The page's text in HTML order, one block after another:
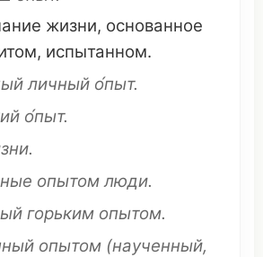
жизни, основанное
, испытанном.
личный о́пыт.
о́пыт.
опытомлюди.
горьким опытом.
опытом (наученный,